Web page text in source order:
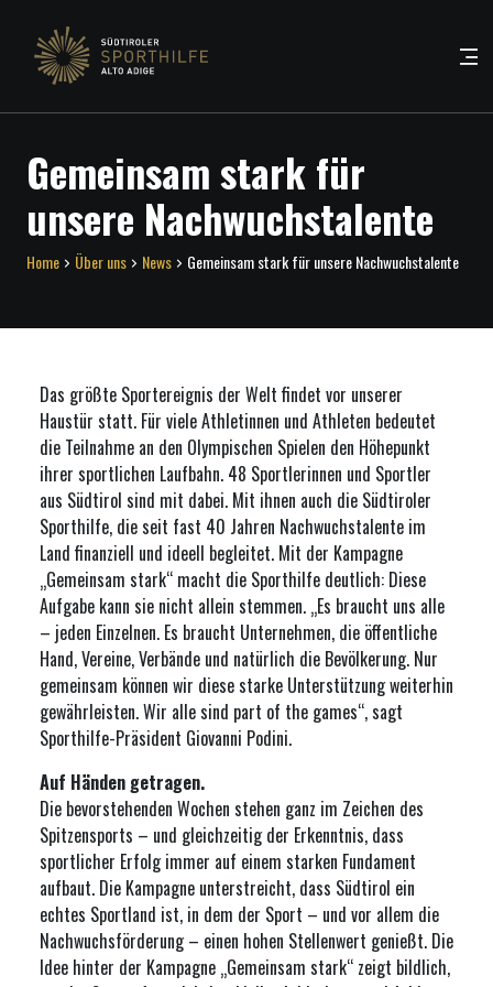
Gemeinsam stark für
unsere Nachwuchstalente
Home Über uns News Gemeinsam stark für unsere Nachwuchstalente
Das größte Sportereignis der Welt findet vor unserer
Haustür statt. Für viele Athletinnen und Athleten bedeutet
die Teilnahme an den Olympischen Spielen den Höhepunkt
ihrer sportlichen Laufbahn. 48 Sportlerinnen und Sportler
aus Südtirol sind mit dabei. Mit ihnen auch die Südtiroler
Sporthilfe, die seit fast 40 Jahren Nachwuchstalente im
Land finanziell und ideell begleitet. Mit der Kampagne
„Gemeinsam stark“ macht die Sporthilfe deutlich: Diese
Aufgabe kann sie nicht allein stemmen. „Es braucht uns alle
– jeden Einzelnen. Es braucht Unternehmen, die öffentliche
Hand, Vereine, Verbände und natürlich die Bevölkerung. Nur
gemeinsam können wir diese starke Unterstützung weiterhin
gewährleisten. Wir alle sind part of the games“, sagt
Sporthilfe-Präsident Giovanni Podini.
Auf Händen getragen.
Die bevorstehenden Wochen stehen ganz im Zeichen des
Spitzensports – und gleichzeitig der Erkenntnis, dass
sportlicher Erfolg immer auf einem starken Fundament
aufbaut. Die Kampagne unterstreicht, dass Südtirol ein
echtes Sportland ist, in dem der Sport – und vor allem die
Nachwuchsförderung – einen hohen Stellenwert genießt. Die
Idee hinter der Kampagne „Gemeinsam stark“ zeigt bildlich,